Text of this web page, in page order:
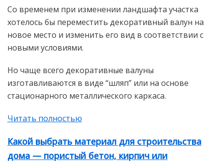
Со временем при изменении ландшафта участка
хотелось бы переместить декоративный валун на
новое место и изменить его вид в соответствии с
новыми условиями.
Но чаще всего декоративные валуны
изготавливаются в виде “шляп” или на основе
стационарного металлического каркаса.
Читать полностью
Какой выбрать материал для строительства
дома — пористый бетон, кирпич или